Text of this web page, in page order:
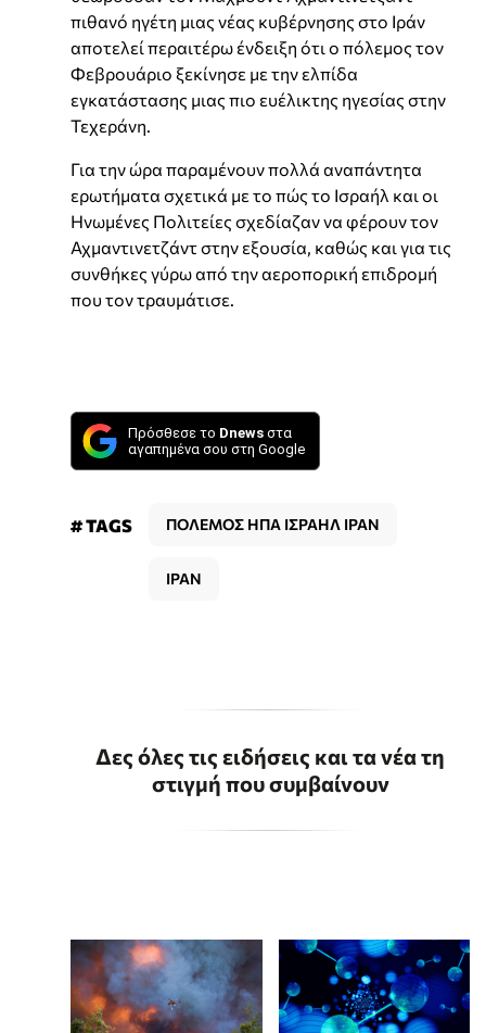
πιθανό ηγέτη μιας νέας κυβέρνησης στο Ιράν
αποτελεί περαιτέρω ένδειξη ότι ο πόλεμος τον
Φεβρουάριο ξεκίνησε με την ελπίδα
εγκατάστασης μιας πιο ευέλικτης ηγεσίας στην
Τεχεράνη.
Για την ώρα παραμένουν πολλά αναπάντητα
ερωτήματα σχετικά με το πώς το Ισραήλ και οι
Ηνωμένες Πολιτείες σχεδίαζαν να φέρουν τον
Αχμαντινετζάντ στην εξουσία, καθώς και για τις
συνθήκες γύρω από την αεροπορική επιδρομή
που τον τραυμάτισε.
Πρόσθεσε το Dnews στα
αγαπημένα σου στη Google
# TAGS ΠΟΛΕΜΟΣ ΗΠΑ ΙΣΡΑΗΛ ΙΡΑΝ
ΙΡΑΝ
Δες όλες τις ειδήσεις και τα νέα τη
στιγμή που συμβαίνουν